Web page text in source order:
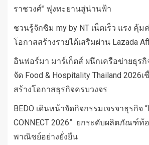
ราชวงศ์” พุ่งทะยานสู่น่านฟ้า
ชวนรู้จักซิม my by NT เน็ตเร็ว แรง คุ้
โอกาสสร้างรายได้เสริมผ่าน Lazada
อินฟอร์มา มาร์เก็ตส์ ผนึกเครือข่ายธุรกิ
จัด Food & Hospitality Thailand 2026
สร้างโอกาสธุรกิจครบวงจร
BEDO เดินหน้าจัดกิจกรรมเจรจาธุรกิจ
CONNECT 2026” ยกระดับผลิตภัณฑ์ท้
พาณิชย์อย่างยั่งยืน